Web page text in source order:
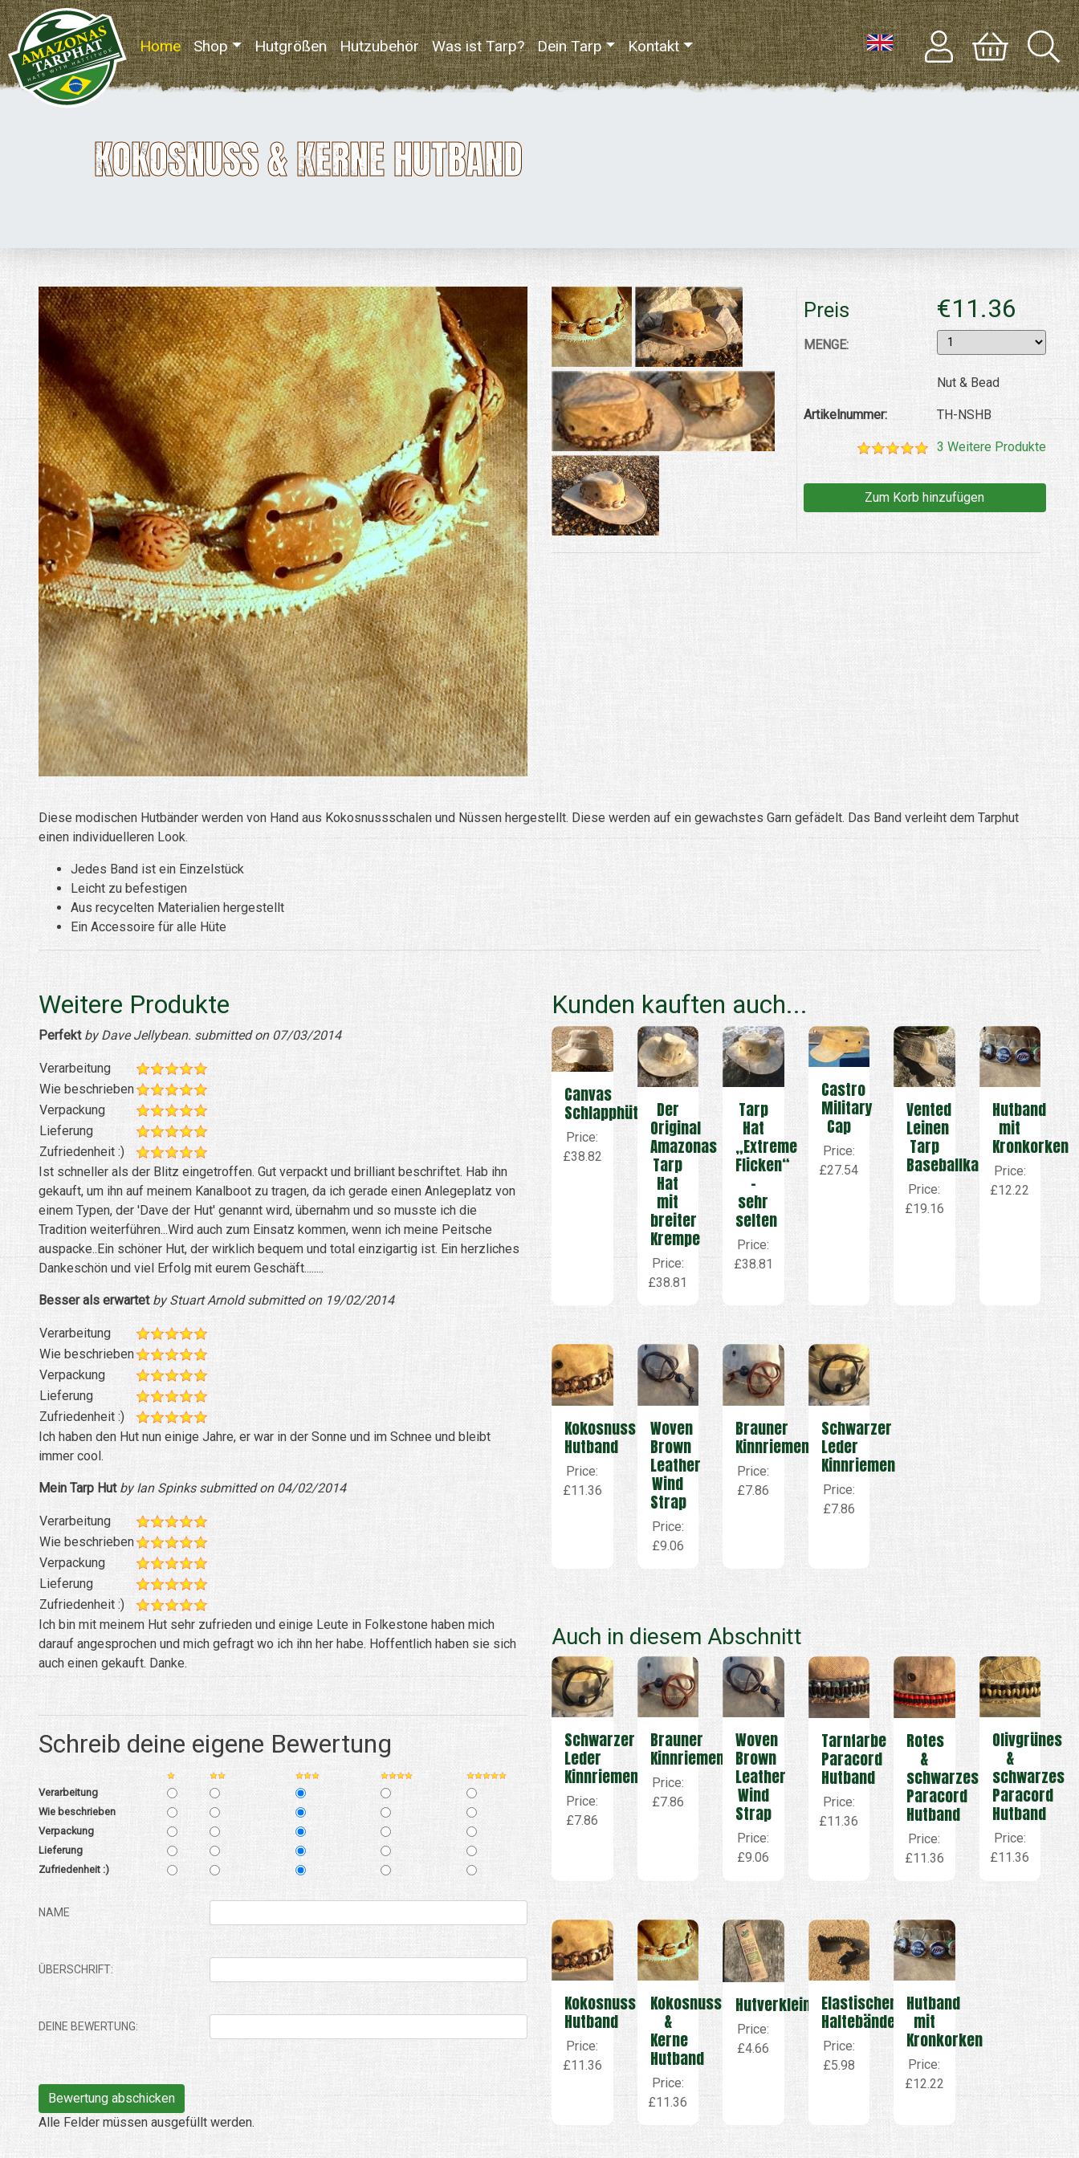
Home(current)
Shop Hutgrößen Hutzubehör Was ist Tarp? Dein Tarp Kontakt
KOKOSNUSS & KERNE HUTBAND
Preis €11.36
MENGE:
Nut & Bead
Artikelnummer: TH-NSHB
3 Weitere Produkte
Diese modischen Hutbänder werden von Hand aus Kokosnussschalen und Nüssen hergestellt. Diese werden auf ein gewachstes Garn gefädelt. Das Band verleiht dem Tarphut
einen individuelleren Look.
Jedes Band ist ein Einzelstück
Leicht zu befestigen
Aus recycelten Materialien hergestellt
Ein Accessoire für alle Hüte
Weitere Produkte
Perfektby Dave Jellybean. submitted on 07/03/2014
Verarbeitung
Wie beschrieben
Verpackung
Lieferung
Zufriedenheit :)
Ist schneller als der Blitz eingetroffen. Gut verpackt und brilliant beschriftet. Hab ihn
gekauft, um ihn auf meinem Kanalboot zu tragen, da ich gerade einen Anlegeplatz von
einem Typen, der 'Dave der Hut' genannt wird, übernahm und so musste ich die
Tradition weiterführen...Wird auch zum Einsatz kommen, wenn ich meine Peitsche
auspacke..Ein schöner Hut, der wirklich bequem und total einzigartig ist. Ein herzliches
Dankeschön und viel Erfolg mit eurem Geschäft........
Besser als erwartetby Stuart Arnold submitted on 19/02/2014
Verarbeitung
Wie beschrieben
Verpackung
Lieferung
Zufriedenheit :)
Ich haben den Hut nun einige Jahre, er war in der Sonne und im Schnee und bleibt
immer cool.
Mein Tarp Hutby Ian Spinks submitted on 04/02/2014
Verarbeitung
Wie beschrieben
Verpackung
Lieferung
Zufriedenheit :)
Ich bin mit meinem Hut sehr zufrieden und einige Leute in Folkestone haben mich
darauf angesprochen und mich gefragt wo ich ihn her habe. Hoffentlich haben sie sich
auch einen gekauft. Danke.
Schreib deine eigene Bewertung
Verarbeitung
Wie beschrieben
Verpackung
Lieferung
Zufriedenheit :)
NAME
ÜBERSCHRIFT:
DEINE BEWERTUNG:
Alle Felder müssen ausgefüllt werden.
Kunden kauften auch...
Canvas
Schlapphüte
Price:
£38.82
Der
Original
Amazonas
Tarp
Hat
mit
breiter
Krempe
Price:
£38.81
Tarp
Hat
„Extreme
Flicken“
–
sehr
selten
Price:
£38.81
Castro
Military
Cap
Price:
£27.54
Vented
Leinen
Tarp
Baseballkappe
Price:
£19.16
Hutband
mit
Kronkorken
Price:
£12.22
Kokosnuss
Hutband
Price:
£11.36
Woven
Brown
Leather
Wind
Strap
Price:
£9.06
Brauner
Kinnriemen
Price:
£7.86
Schwarzer
Leder
Kinnriemen
Price:
£7.86
Auch in diesem Abschnitt
Schwarzer
Leder
Kinnriemen
Price:
£7.86
Brauner
Kinnriemen
Price:
£7.86
Woven
Brown
Leather
Wind
Strap
Price:
£9.06
Tarnfarbe
Paracord
Hutband
Price:
£11.36
Rotes
&
schwarzes
Paracord
Hutband
Price:
£11.36
Olivgrünes
&
schwarzes
Paracord
Hutband
Price:
£11.36
Kokosnuss
Hutband
Price:
£11.36
Kokosnuss
&
Kerne
Hutband
Price:
£11.36
Hutverkleinerer
Price:
£4.66
Elastischen
Haltebänder
Price:
£5.98
Hutband
mit
Kronkorken
Price:
£12.22